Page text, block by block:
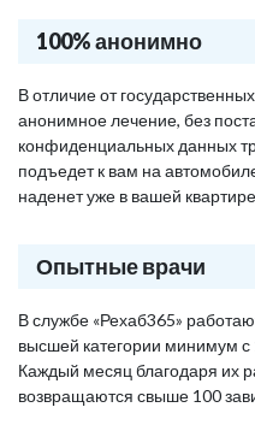
100% анонимно
В отличие от
анонимное лечение, без
конфиденциальных данных
подъедет к вам на
наденет уже в вашей
Опытные врачи
В службе «Рехаб365»
высшей категории минимум
Каждый месяц благодаря их
возвращаются свыше 100